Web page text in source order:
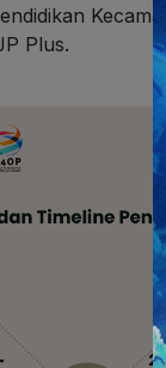
Plus.